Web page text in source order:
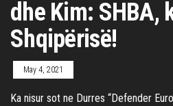
dhe Kim: SHBA,
Shqipërisë!
May 4, 2021
Ka nisur sot ne Durres “Defender